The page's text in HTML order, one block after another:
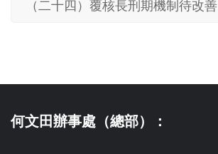
（二十四）覆核長刑期機制待改善
何文田辦事處（總部）：